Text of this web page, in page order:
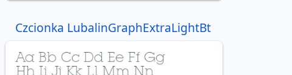
Czcionka LubalinGraphExtraLightBt